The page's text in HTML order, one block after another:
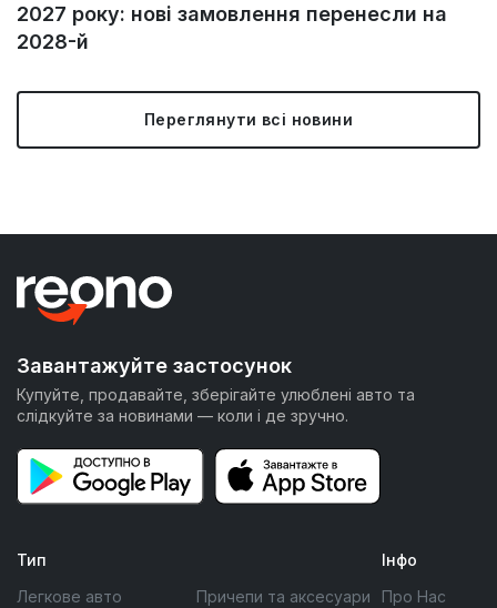
2027 року: нові замовлення перенесли на
2028-й
Переглянути всі новини
Завантажуйте застосунок
Купуйте, продавайте, зберігайте улюблені авто та
слідкуйте за новинами — коли і де зручно.
Тип
Легкове авто
Причепи та аксесуари
Інфо
Про Нас